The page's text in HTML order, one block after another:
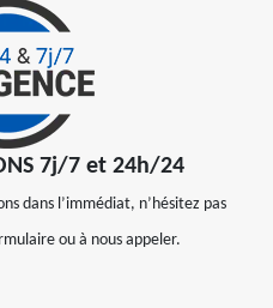
7j/7 et 24h/24
dans l’immédiat, n’hésitez pas
ou à nous appeler.